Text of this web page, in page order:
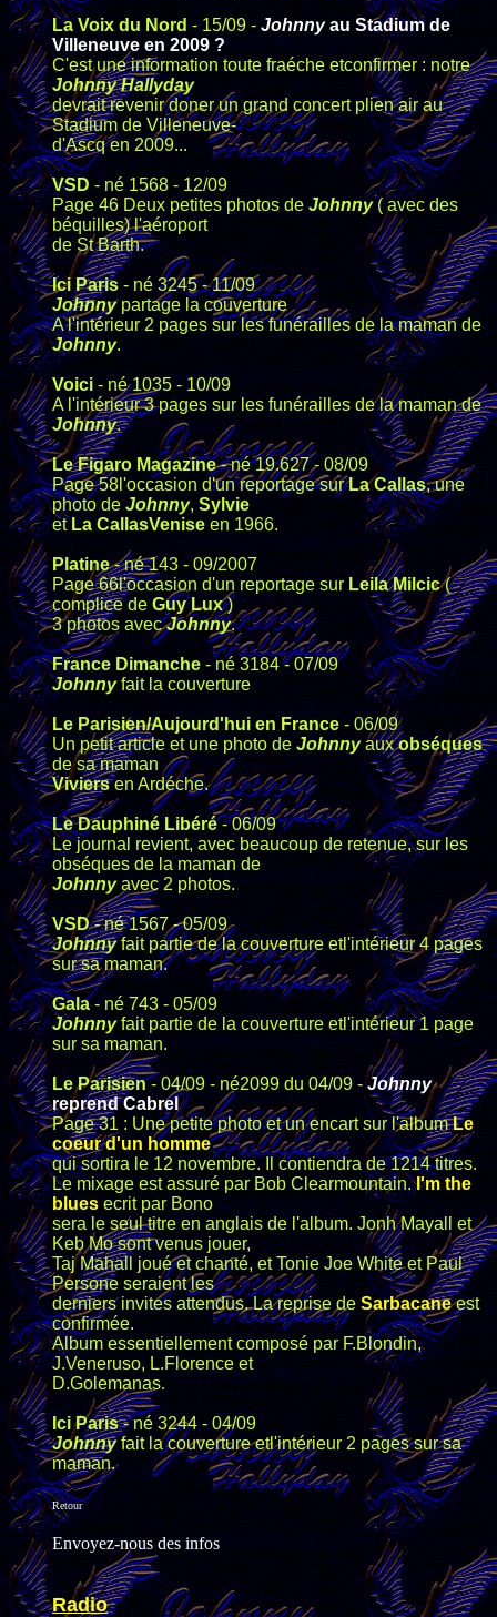
La Voix du Nord - 15/09 - Johnnyau Stadium de
Villeneuve en 2009 ?
C'est une information toute fraéche etconfirmer : notre
Johnny Hallyday
devrait revenir doner un grand concert plien air au
Stadium de Villeneuve-
d'Ascq en 2009...
VSD- né 1568 - 12/09
Page 46 Deux petites photos deJohnny( avec des
béquilles) l'aéroport
de St Barth.
Ici Paris - né 3245 - 11/09
Johnnypartage la couverture
A l'intérieur 2 pages sur les funérailles de la maman de
Johnny.
Voici - né 1035 - 10/09
A l'intérieur 3 pages sur les funérailles de la maman de
Johnny.
Le Figaro Magazine- né 19.627 - 08/09
Page 58l'occasion d'un reportage surLa Callas, une
photo deJohnny,Sylvie
etLa CallasVeniseen 1966.
Platine- né 143 - 09/2007
Page 66l'occasion d'un reportage sur Leila Milcic(
complice deGuy Lux)
3 photos avecJohnny.
France Dimanche- né 3184 - 07/09
Johnnyfait la couverture
Le Parisien/Aujourd'hui en France- 06/09
Un petit article et une photo deJohnnyauxobséques
de sa maman
Viviersen Ardéche.
Le Dauphiné Libéré- 06/09
Le journal revient, avec beaucoup de retenue, sur les
obséques de la maman de
Johnnyavec 2 photos.
VSD- né 1567 - 05/09
Johnnyfait partie de la couverture etl'intérieur 4 pages
sur sa maman.
Gala- né 743 - 05/09
Johnnyfait partie de la couverture etl'intérieur 1 page
sur sa maman.
Le Parisien- 04/09 - né2099 du 04/09 -Johnny
reprend Cabrel
Page 31 : Une petite photo et un encart sur l'albumLe
coeur d'un homme
qui sortira le 12 novembre. Il contiendra de 1214 titres.
Le mixage est assuré par Bob Clearmountain.I'm the
bluesecrit par Bono
sera le seul titre en anglais de l'album. Jonh Mayall et
Keb Mo sont venus jouer,
Taj Mahall joué et chanté, et Tonie Joe White et Paul
Persone seraient les
derniers invites attendus. La reprise deSarbacaneest
confirmée.
Album essentiellement composé par F.Blondin,
J.Veneruso, L.Florence et
D.Golemanas.
Ici Paris- né 3244 - 04/09
Johnnyfait la couverture etl'intérieur 2 pages sur sa
maman.
Retour
Envoyez-nous des infos
Radio